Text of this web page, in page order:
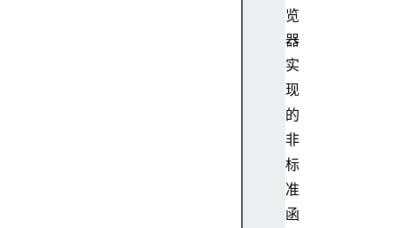
览
器
实
现
的
非
标
准
函